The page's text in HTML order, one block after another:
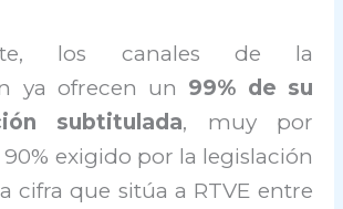
los canales de la
ya ofrecen un 99% de su
subtitulada, muy por
exigido por la legislación
cifra que sitúa a RTVE entre